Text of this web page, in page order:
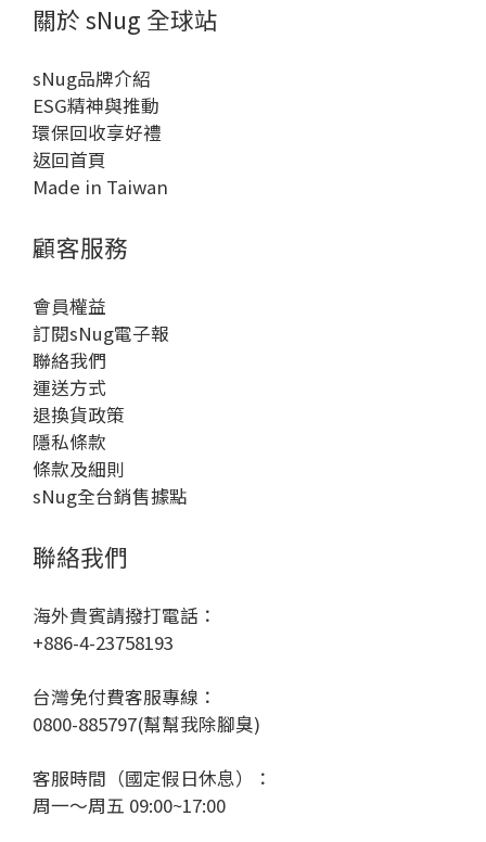
關於 sNug 全球站
sNug品牌介紹
ESG精神與推動
環保回收享好禮
返回首頁
Made in Taiwan
顧客服務
會員權益
訂閱sNug電子報
聯絡我們
運送方式
退換貨政策
隱私條款
條款及細則
sNug全台銷售據點
聯絡我們
海外貴賓請撥打電話：
+886-4-23758193
台灣免付費客服專線：
0800-885797(幫幫我除腳臭)
客服時間（國定假日休息）：
周一～周五 09:00~17:00